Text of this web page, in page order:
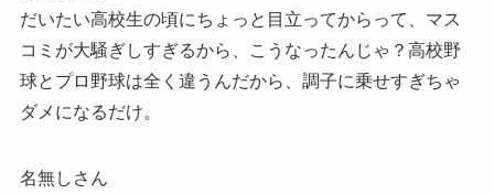
だいたい高校生の頃にちょっと目立ってからって、マス
コミが大騒ぎしすぎるから、こうなったんじゃ？高校野
球とプロ野球は全く違うんだから、調子に乗せすぎちゃ
ダメになるだけ。
名無しさん